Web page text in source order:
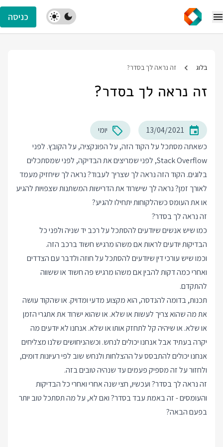
כניסה
בלוג זה נראה לך בסדר?
זה נראה לך בסדר?
13/04/2021
יומי
כשאתה מסתכל על הקוד הזה, על הפונקציה, על הקובץ. לפני
Stack Overflow, לפני שמריצים את הבדיקה, לפני שמסתכלים
בלוגים. הקוד הזה נראה לך שצריך לעבוד? נראה לך שיחזיק מעמד
לאורך זמן? נראה לך שישרוד את הדרישות המשתנות שצפויות להגיע
או את העומס כשהלקוחות יתחילו להגיע?
זה נראה לך בסדר?
כמו שיש אנשים שיודעים להסתכל על רכב יד שניה ולפני כל
הבדיקות יודעים לראות אם משהו מרגיש חשוד ברכב הזה.
וכמו שיש עורכי דין שיודעים להסתכל על חוזה ולדבר עם הצדדים
ואחרי כמה דקות להבין אם משהו מרגיש פה חשוד או ששווה
להתקדם.
תכנות, בדומה להנדסה, הוא מקצוע מדעי ומדויק. או שהקוד עושה
את מה שהוא צריך לעשות או שלא. או שהוא ישרוד את אתגרי הזמן
או שלא. או שיהיה קל לתחזק אותו או שלא. אנחנו לא יודעים מה
יקרה בעתיד אבל אנחנו יכולים לנחש. וכשהניחושים שלנו מצליחים
אנחנו יכולים להתבסס על ההצלחות ולנחש שוב לפי רעיונות דומים,
ולחזור על זה מספיק פעמים עד שנהיה טובים בזה.
זה נראה לך בסדר? ועכשיו, חצי שנה אחרי ואחרי כל הבדיקות
והעומסים - זה באמת עבד בסדר? ואם לא, על מה תסתכל טוב יותר
בפעם הבאה?